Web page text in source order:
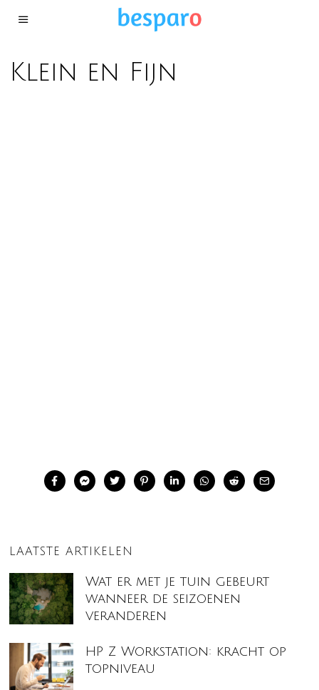
Klein en Fijn
LAATSTE ARTIKELEN
Wat er met je tuin gebeurt
wanneer de seizoenen
veranderen
HP Z Workstation: kracht op
topniveau